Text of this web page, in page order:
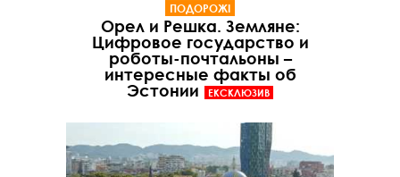
ПОДОРОЖІ
Орел и Решка. Земляне:
Цифровое государство и
роботы-почтальоны –
интересные факты об
Эстонии
ЕКСКЛЮЗИВ